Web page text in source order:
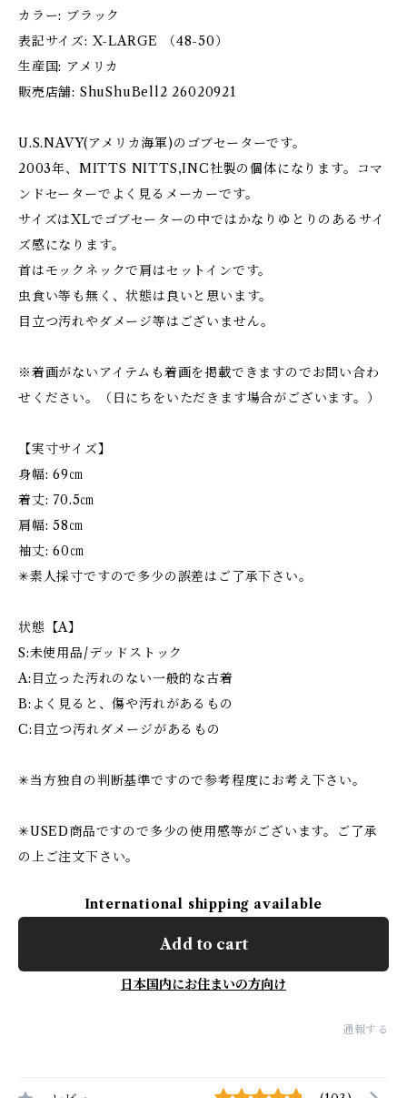
カラー: ブラック
表記サイズ: X-LARGE （48-50）
生産国: アメリカ
販売店舗: ShuShuBell2 26020921
U.S.NAVY(アメリカ海軍)のゴブセーターです。
2003年、MITTS NITTS,INC社製の個体になります。コマ
ンドセーターでよく見るメーカーです。
サイズはXLでゴブセーターの中ではかなりゆとりのあるサイ
ズ感になります。
首はモックネックで肩はセットインです。
虫食い等も無く、状態は良いと思います。
目立つ汚れやダメージ等はございません。
※着画がないアイテムも着画を掲載できますのでお問い合わ
せください。（日にちをいただきます場合がございます。）
【実寸サイズ】
身幅: 69㎝
着丈: 70.5㎝
肩幅: 58㎝
袖丈: 60㎝
✳︎素人採寸ですので多少の誤差はご了承下さい。
状態【A】
S:未使用品/デッドストック
A:目立った汚れのない一般的な古着
B:よく見ると、傷や汚れがあるもの
C:目立つ汚れダメージがあるもの
✳︎当方独自の判断基準ですので参考程度にお考え下さい。
✳︎USED商品ですので多少の使用感等がございます。ご了承
の上ご注文下さい。
International shipping available
Add to cart
日本国内にお住まいの方向け
通報する